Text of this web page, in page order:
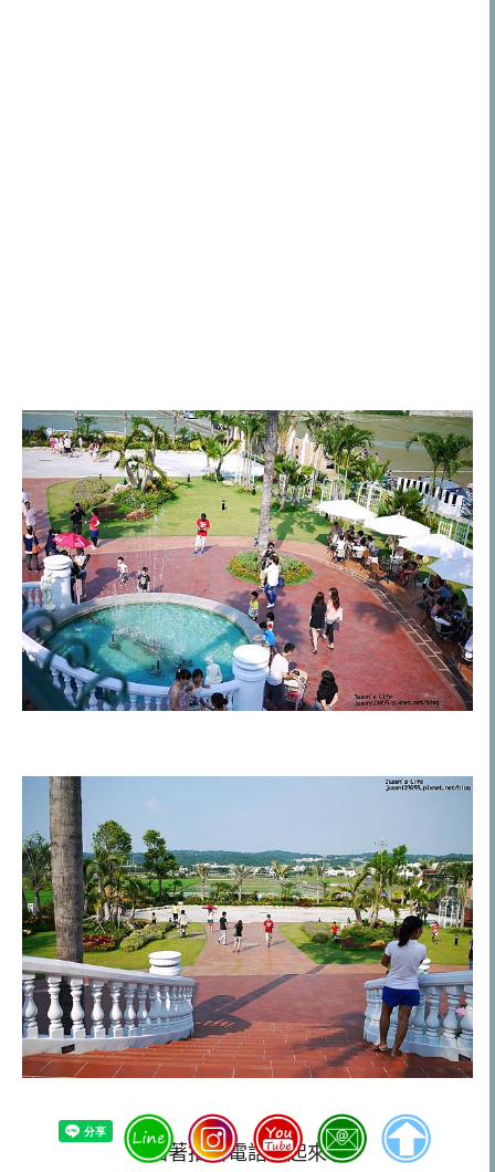
拍著拍著電話響起來啦